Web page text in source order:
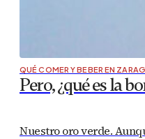
QUÉ COMER Y BEBER EN
Pero, ¿qué es la
Nuestro oro verde.